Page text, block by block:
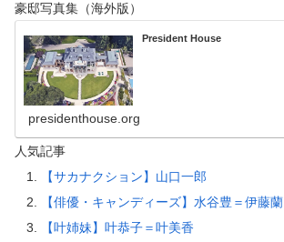
豪邸写真集（海外版）
President House
presidenthouse.org
人気記事
【サカナクション】山口一郎
【俳優・キャンディーズ】水谷豊＝伊藤蘭
【叶姉妹】叶恭子＝叶美香